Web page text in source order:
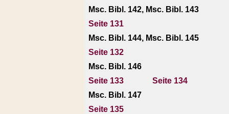
Msc. Bibl. 142, Msc. Bibl. 143
Seite 131
Msc. Bibl. 144, Msc. Bibl. 145
Seite 132
Msc. Bibl. 146
Seite 133
Seite 134
Msc. Bibl. 147
Seite 135